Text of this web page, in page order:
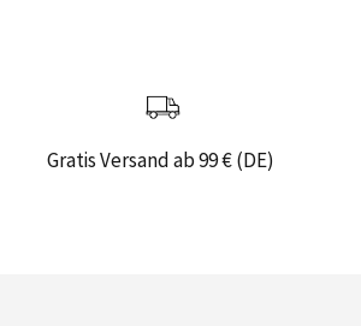
Gratis Versand ab 99 € (DE)